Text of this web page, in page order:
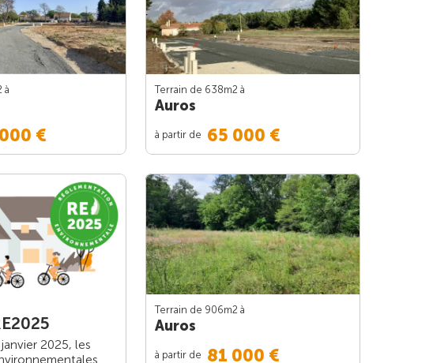
à
€
Terrain de 638m2 à
Auros
à partir de 65 000 €
janvier 2025, les
Terrain de 906m2 à
Auros
à partir de 81 000 €